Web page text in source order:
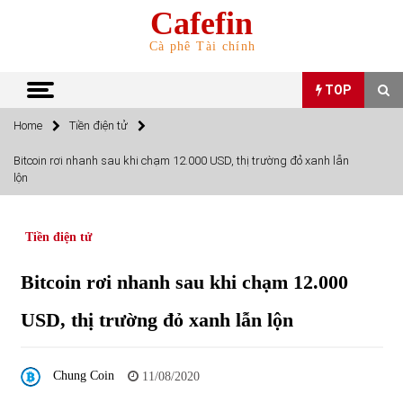
Cafefin
Cà phê Tài chính
TOP
TOP
Top 10 mặt hàng Việt Nam nhập khẩu nhiều nhất tháng
5/2022
5/2022
Home Tiền điện tử
Bitcoin rơi nhanh sau khi chạm 12.000 USD, thị trường đỏ xanh lẫn
lộn
Tiền điện tử
Bitcoin rơi nhanh sau khi chạm 12.000
USD, thị trường đỏ xanh lẫn lộn
Chung Coin 11/08/2020